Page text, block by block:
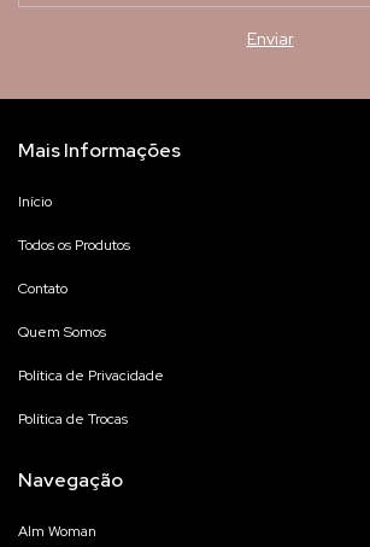
Mais Informações
Início
Todos os Produtos
Contato
Quem Somos
Política de Privacidade
Política de Trocas
Navegação
Alm Woman